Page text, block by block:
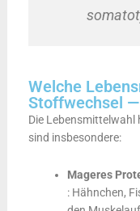
Welche
Stoffwechsel
Die
sind insbesondere:
Mageres
: Hähnchen,